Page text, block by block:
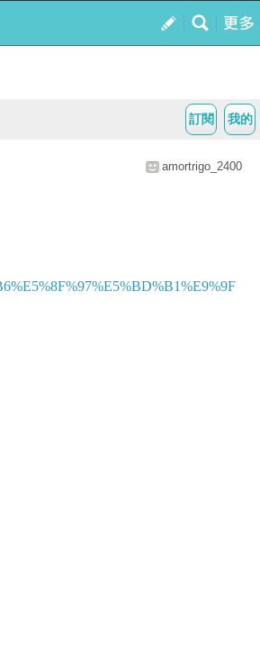
我的
訂閱
amortrigo_2400